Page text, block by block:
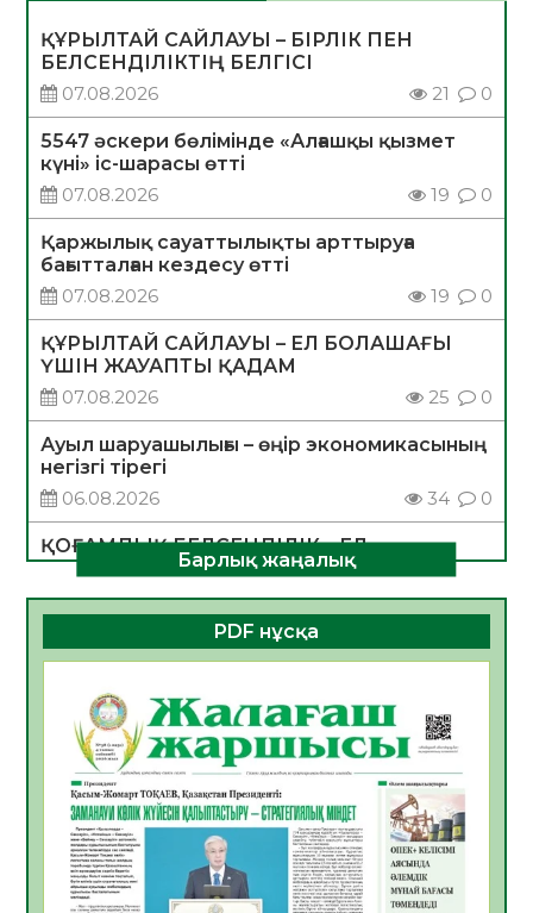
ҚҰРЫЛТАЙ САЙЛАУЫ – БІРЛІК ПЕН
БЕЛСЕНДІЛІКТІҢ БЕЛГІСІ
07.08.2026
21 0
5547 әскери бөлімінде «Алғашқы қызмет
күні» іс-шарасы өтті
07.08.2026
19 0
Қаржылық сауаттылықты арттыруға
бағытталған кездесу өтті
07.08.2026
19 0
ҚҰРЫЛТАЙ САЙЛАУЫ – ЕЛ БОЛАШАҒЫ
ҮШІН ЖАУАПТЫ ҚАДАМ
07.08.2026
25 0
Ауыл шаруашылығы – өңір экономикасының
негізгі тірегі
06.08.2026
34 0
ҚОҒАМДЫҚ БЕЛСЕНДІЛІК – ЕЛ
ДАМУЫНЫҢ НЕГІЗІ
06.08.2026
32 0
ҚҰРЫЛТАЙ САЙЛАУЫ – БОЛАШАҚҚА
06.08.2026
Инфекциялық ауруларға қарсы иммундау
жұмыстарының тиімділігі
06.08.2026
35
Көкжөтел ауруы туралы
06.08.2026
33
Барлық жаңалық
PDF нұсқа